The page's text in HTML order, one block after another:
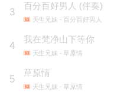
3
百分百好男人 (伴奏)
天生兄妹 - 百分百好男人
4
我在梵净山下等你
天生兄妹 - 草原情
5
草原情
天生兄妹 - 草原情